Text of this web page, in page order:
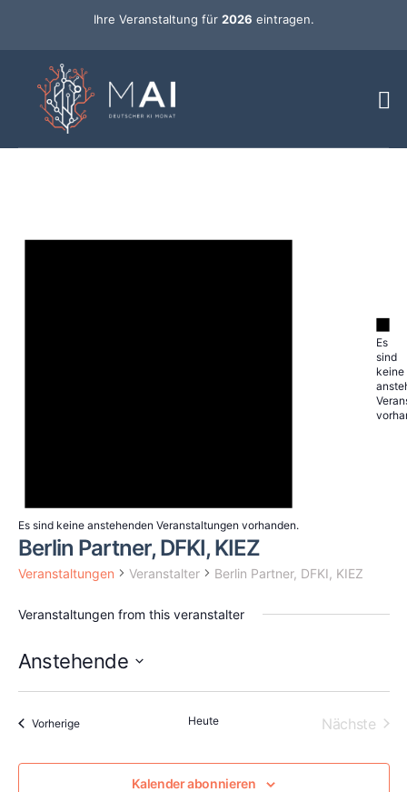
Ihre Veranstaltung für 2026 eintragen.
Es
sind
keine
Es sind keine anstehenden Veranstaltungen vorhanden.
Berlin Partner, DFKI, KIEZ
Veranstaltungen Veranstalter Berlin Partner, DFKI, KIEZ
Veranstaltungen from this veranstalter
Anstehende
VorherigeVeranstaltungen Heute Nächste
Kalender abonnieren